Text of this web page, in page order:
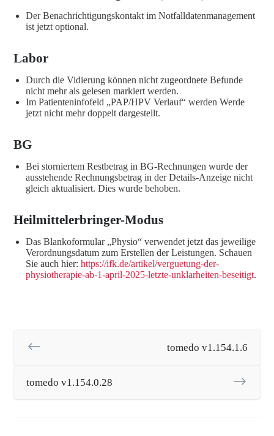
Der Benachrichtigungskontakt im Notfalldatenmanagement
ist jetzt optional.
Labor
Durch die Vidierung können nicht zugeordnete Befunde
nicht mehr als gelesen markiert werden.
Im Patienteninfofeld „PAP/HPV Verlauf“ werden Werde
jetzt nicht mehr doppelt dargestellt.
BG
Bei storniertem Restbetrag in BG-Rechnungen wurde der
ausstehende Rechnungsbetrag in der Details-Anzeige nicht
gleich aktualisiert. Dies wurde behoben.
Heilmittelerbringer-Modus
Das Blankoformular „Physio“ verwendet jetzt das jeweilige
Verordnungsdatum zum Erstellen der Leistungen. Schauen
Sie auch hier: https://ifk.de/artikel/verguetung-der-
physiotherapie-ab-1-april-2025-letzte-unklarheiten-beseitigt.
tomedo v1.154.1.6
tomedo v1.154.0.28